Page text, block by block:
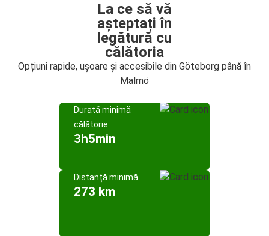
La ce să vă
așteptați în
legătură cu
călătoria
Opțiuni rapide, ușoare și accesibile din Göteborg până în
Malmö
Durată minimă
călătorie
3h5min
Distanță minimă
273 km